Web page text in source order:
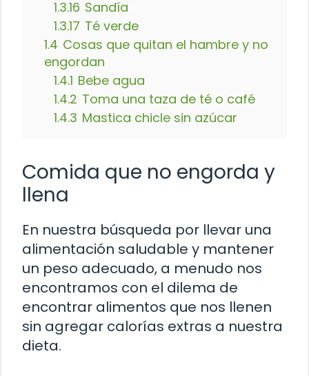
1.3.16 Sandía
1.3.17 Té verde
1.4 Cosas que quitan el hambre y no
engordan
1.4.1 Bebe agua
1.4.2 Toma una taza de té o café
1.4.3 Mastica chicle sin azúcar
Comida que no engorda y
llena
En nuestra búsqueda por llevar una
alimentación saludable y mantener
un peso adecuado, a menudo nos
encontramos con el dilema de
encontrar alimentos que nos llenen
sin agregar calorías extras a nuestra
dieta.